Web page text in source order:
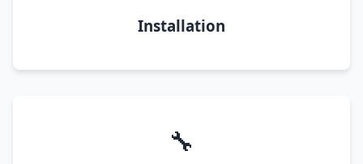
Installation
🔧